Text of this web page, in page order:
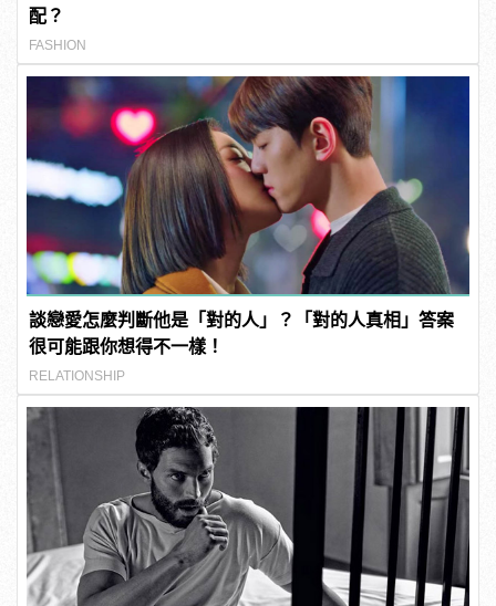
配？
FASHION
談戀愛怎麼判斷他是「對的人」？「對的人真相」答案
很可能跟你想得不一樣！
RELATIONSHIP